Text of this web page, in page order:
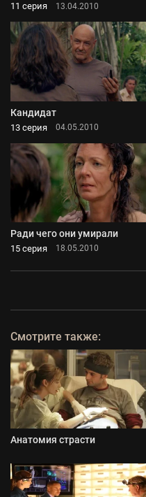
11 серия 13.04.2010
Кандидат
13 серия 04.05.2010
Ради чего они умирали
15 серия 18.05.2010
Смотрите также:
Анатомия страсти